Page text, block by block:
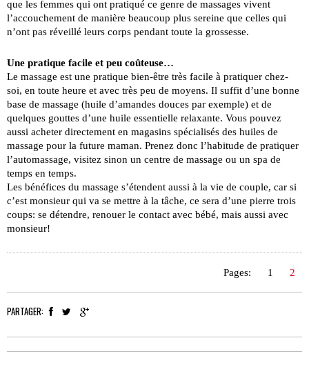
que les femmes qui ont pratiqué ce genre de massages vivent
l’accouchement de manière beaucoup plus sereine que celles qui
n’ont pas réveillé leurs corps pendant toute la grossesse.
Une pratique facile et peu coûteuse…
Le massage est une pratique bien-être très facile à pratiquer chez-
soi, en toute heure et avec très peu de moyens. Il suffit d’une bonne
base de massage (huile d’amandes douces par exemple) et de
quelques gouttes d’une huile essentielle relaxante. Vous pouvez
aussi acheter directement en magasins spécialisés des huiles de
massage pour la future maman. Prenez donc l’habitude de pratiquer
l’automassage, visitez sinon un centre de massage ou un spa de
temps en temps.
Les bénéfices du massage s’étendent aussi à la vie de couple, car si
c’est monsieur qui va se mettre à la tâche, ce sera d’une pierre trois
coups: se détendre, renouer le contact avec bébé, mais aussi avec
monsieur!
Pages: 1 2
PARTAGER: